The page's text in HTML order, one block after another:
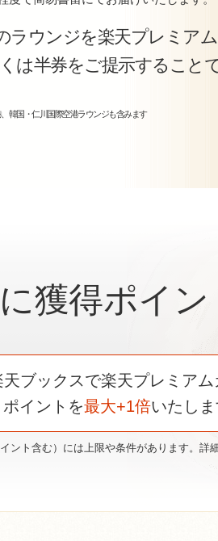
ラウンジを楽天プレミア
は半券をご提示すること
韓国・仁川国際空港ラウンジも含みます
獲得ポイ
ブックスで楽天プレミアム
ポイントを最大+1倍いたしま
ント含む）には上限や条件があります。詳